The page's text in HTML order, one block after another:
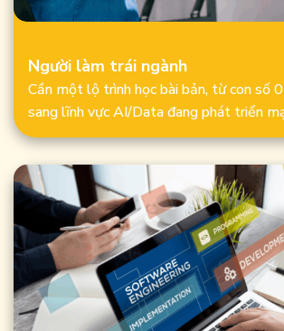
Người làm trái ngành
Cần một lộ trình học bài bản, từ con số
sang lĩnh vực AI/Data đang phát triển